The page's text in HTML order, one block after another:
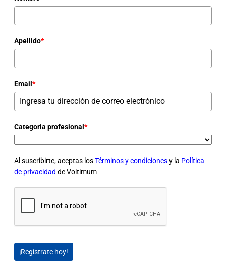
Apellido*
Email *
Categoria profesional *
Al suscribirte, aceptas losTérminos y condicionesy la Política
de privacidad de Voltimum
¡Regístrate hoy!